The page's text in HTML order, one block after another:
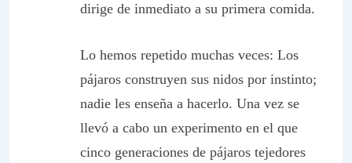
dirige de inmediato a su primera comida.
Lo hemos repetido muchas veces: Los
pájaros construyen sus nidos por instinto;
nadie les enseña a hacerlo. Una vez se
llevó a cabo un experimento en el que
cinco generaciones de pájaros tejedores